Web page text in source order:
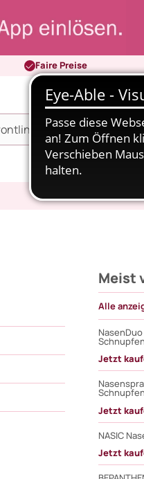
Faire Preise
Meist
Alle
Schnupfen
Jetzt
Schnupfen
Jetzt
NASIC
Jetzt